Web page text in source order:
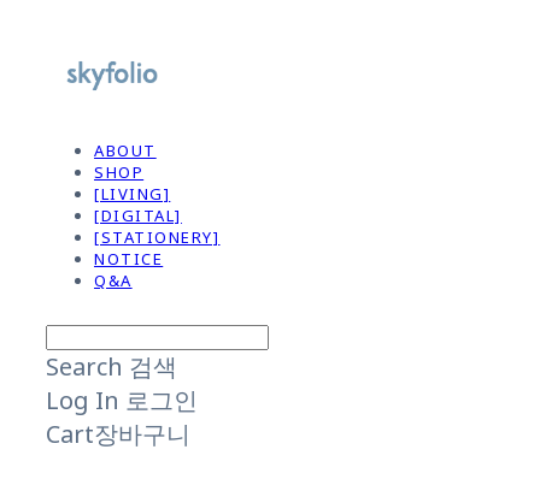
ABOUT
SHOP
[LIVING]
[DIGITAL]
[STATIONERY]
NOTICE
Q&A
Search 검색
Log In 로그인
Cart장바구니